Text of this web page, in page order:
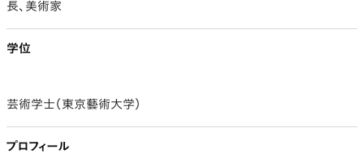
長、美術家
学位
芸術学士（東京藝術大学）
プロフィール